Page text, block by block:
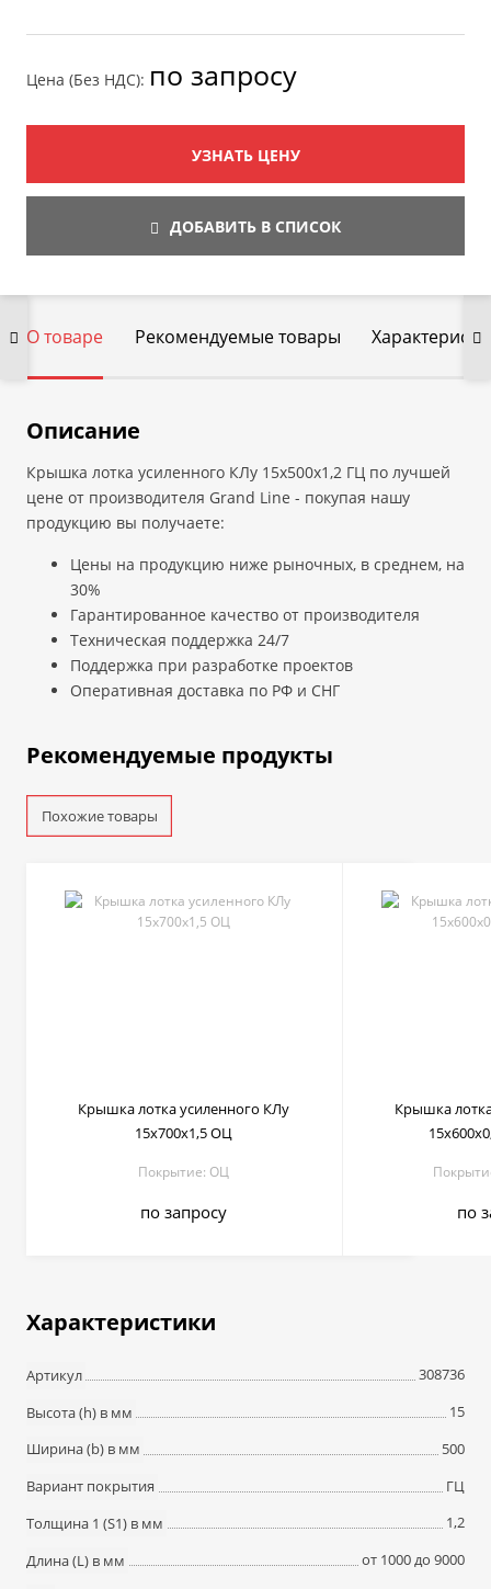
Цена (Без НДС): по запросу
УЗНАТЬ ЦЕНУ
ДОБАВИТЬ В СПИСОК
О товаре Рекомендуемые товары
Описание
Крышка лотка усиленного КЛу 15х500х1,2 ГЦ по лучшей
цене от производителя Grand Line - покупая нашу
продукцию вы получаете:
Цены на продукцию ниже рыночных, в среднем, на
30%
Гарантированное качество от производителя
Техническая поддержка 24/7
Поддержка при разработке проектов
Оперативная доставка по РФ и СНГ
Рекомендуемые продукты
Похожие товары
Крышка лотка усиленного КЛу
15х700х1,5 ОЦ
Покрытие: ОЦ
по запросу
Крышка
по
Характеристики
Артикул
308736
Высота (h) в мм
15
Ширина (b) в мм
500
Вариант покрытия
ГЦ
Толщина 1 (S1) в мм
1,2
Длина (L) в мм
от 1000 до 9000